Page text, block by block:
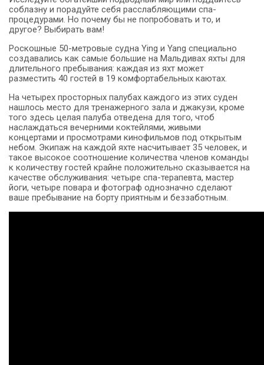
соблазну и порадуйте себя расслабляющими спа-
процедурами. Но почему бы не попробовать и то, и
другое? Выбирать вам!
Роскошные 50-метровые судна Ying и Yang специально
создавались как самые большие на Мальдивах яхты для
длительного пребывания: каждая из яхт может
разместить 40 гостей в 19 комфортабельных каютах.
На четырех просторных палубах каждого из этих суден
нашлось место для тренажерного зала и джакузи, кроме
того здесь целая палуба отведена для того, чтоб
наслаждаться вечерними коктейлями, живыми
концертами и просмотрами кинофильмов под открытым
небом. Экипаж на каждой яхте насчитывает 35 человек, и
такое высокое соотношение количества членов команды
к количеству гостей крайне положительно сказывается на
качестве обслуживания: четыре спа-терапевта, мастер
йоги, четыре повара и фотограф однозначно сделают
ваше пребывание на борту приятным и беззаботным.